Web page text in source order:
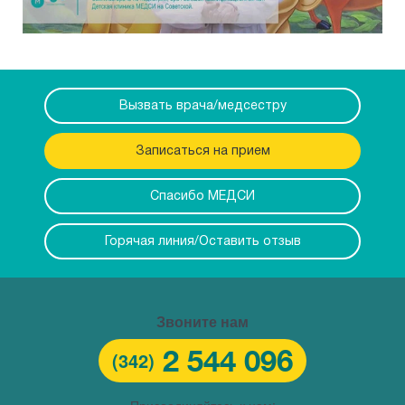
Вызвать врача/медсестру
Записаться на прием
Спасибо МЕДСИ
Горячая линия/Оставить отзыв
Звоните нам
(342) 2 544 096